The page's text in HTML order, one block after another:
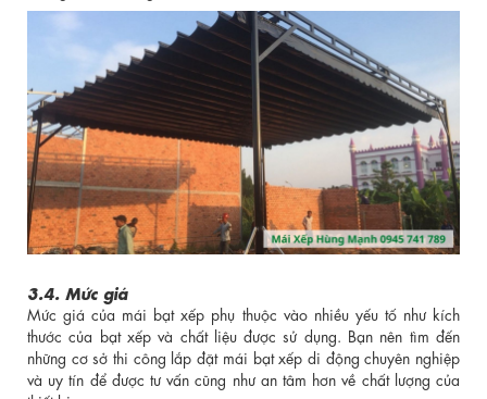
3.4. Mức giá
Mức giá của mái bạt xếp phụ thuộc vào nhiều yếu tố như kích
thước của bạt xếp và chất liệu được sử dụng. Bạn nên tìm đến
những cơ sở thi công lắp đặt mái bạt xếp di động chuyên nghiệp
và uy tín để được tư vấn cũng như an tâm hơn về chất lượng của